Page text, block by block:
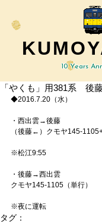
10 Years
「やくも」用381系 後
◆2016.7.20（水）
・西出雲→後藤
（後藤←）クモヤ145-
※松江9:55
・後藤→西出雲
クモヤ145-1105（単行）
※夜に運転
タグ：